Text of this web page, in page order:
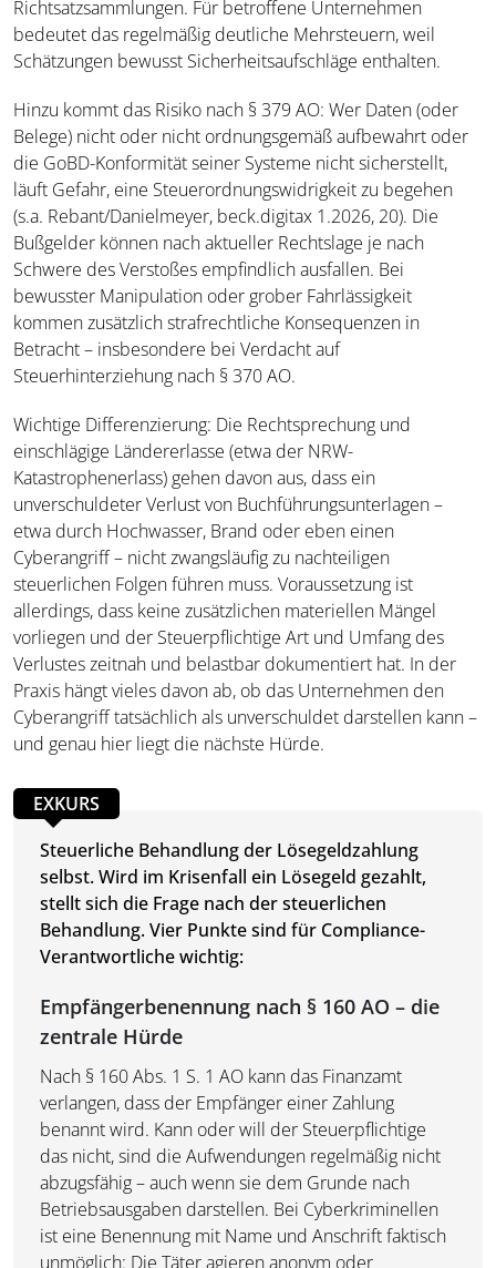
Richtsatzsammlungen. Für betroffene Unternehmen
bedeutet das regelmäßig deutliche Mehrsteuern, weil
Schätzungen bewusst Sicherheitsaufschläge enthalten.
Hinzu kommt das Risiko nach § 379 AO: Wer Daten (oder
Belege) nicht oder nicht ordnungsgemäß aufbewahrt oder
die GoBD-Konformität seiner Systeme nicht sicherstellt,
läuft Gefahr, eine Steuerordnungswidrigkeit zu begehen
(s.a. Rebant/Danielmeyer, beck.digitax 1.2026, 20). Die
Bußgelder können nach aktueller Rechtslage je nach
Schwere des Verstoßes empfindlich ausfallen. Bei
bewusster Manipulation oder grober Fahrlässigkeit
kommen zusätzlich strafrechtliche Konsequenzen in
Betracht – insbesondere bei Verdacht auf
Steuerhinterziehung nach § 370 AO.
Wichtige Differenzierung: Die Rechtsprechung und
einschlägige Ländererlasse (etwa der NRW-
Katastrophenerlass) gehen davon aus, dass ein
unverschuldeter Verlust von Buchführungsunterlagen –
etwa durch Hochwasser, Brand oder eben einen
Cyberangriff – nicht zwangsläufig zu nachteiligen
steuerlichen Folgen führen muss. Voraussetzung ist
allerdings, dass keine zusätzlichen materiellen Mängel
vorliegen und der Steuerpflichtige Art und Umfang des
Verlustes zeitnah und belastbar dokumentiert hat. In der
Praxis hängt vieles davon ab, ob das Unternehmen den
Cyberangriff tatsächlich als unverschuldet darstellen kann –
und genau hier liegt die nächste Hürde.
EXKURS
Steuerliche Behandlung der Lösegeldzahlung
selbst. Wird im Krisenfall ein Lösegeld gezahlt,
stellt sich die Frage nach der steuerlichen
Behandlung. Vier Punkte sind für Compliance-
Verantwortliche wichtig:
Empfängerbenennung nach § 160 AO – die
zentrale Hürde
Nach § 160 Abs. 1 S. 1 AO kann das Finanzamt
verlangen, dass der Empfänger einer Zahlung
benannt wird. Kann oder will der Steuerpflichtige
das nicht, sind die Aufwendungen regelmäßig nicht
abzugsfähig – auch wenn sie dem Grunde nach
Betriebsausgaben darstellen. Bei Cyberkriminellen
ist eine Benennung mit Name und Anschrift faktisch
unmöglich: Die Täter agieren anonym oder